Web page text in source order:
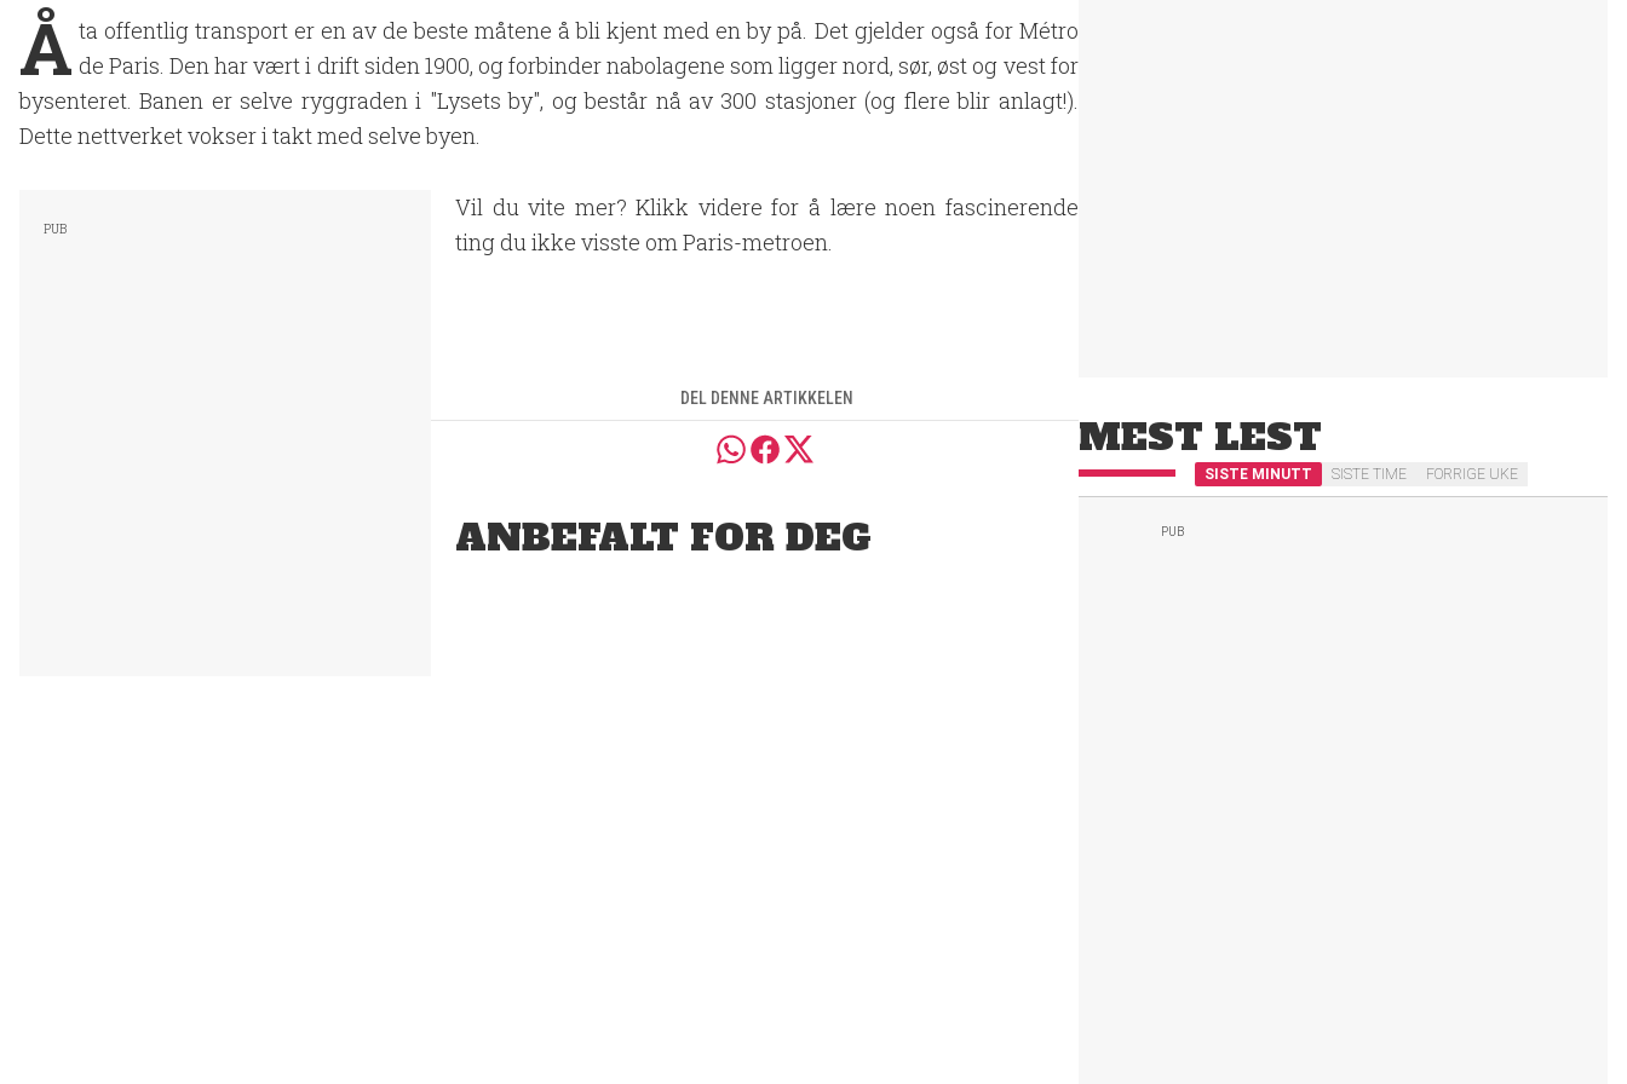
Å ta offentlig transport er en av de beste måtene å bli kjent med en by på. Det gjelder også for Métro
de Paris. Den har vært i drift siden 1900, og forbinder nabolagene som ligger nord, sør, øst og vest for
bysenteret. Banen er selve ryggraden i "Lysets by", og består nå av 300 stasjoner (og flere blir anlagt!).
Dette nettverket vokser i takt med selve byen.
Vil du vite mer? Klikk videre for å lære noen fascinerende
ting du ikke visste om Paris-metroen.
DEL DENNE ARTIKKELEN
ANBEFALT FOR DEG
MEST LEST
SISTE MINUTT SISTE TIME FORRIGE UKE